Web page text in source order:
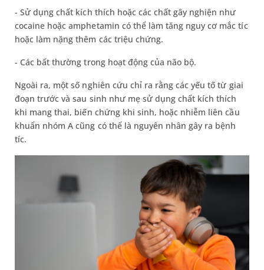
- Sử dụng chất kích thích hoặc các chất gây nghiện như
cocaine hoặc amphetamin có thể làm tăng nguy cơ mắc tíc
hoặc làm nặng thêm các triệu chứng.
- Các bất thường trong hoạt động của não bộ.
Ngoài ra, một số nghiên cứu chỉ ra rằng các yếu tố từ giai
đoạn trước và sau sinh như mẹ sử dụng chất kích thích
khi mang thai, biến chứng khi sinh, hoặc nhiễm liên cầu
khuẩn nhóm A cũng có thể là nguyên nhân gây ra bệnh
tíc.